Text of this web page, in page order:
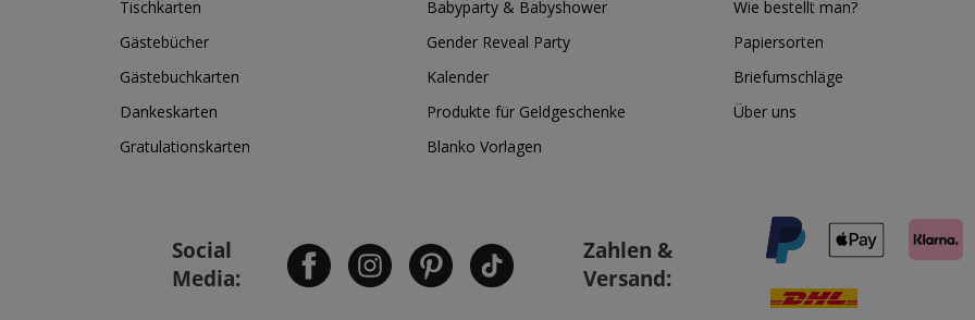
Tischkarten
Gästebücher
Gästebuchkarten
Dankeskarten
Gratulationskarten
Babyparty & Babyshower
Gender Reveal Party
Kalender
Produkte für Geldgeschenke
Blanko Vorlagen
Wie bestellt man?
Papiersorten
Briefumschläge
Über uns
Social
Media:
Zahlen &
Versand: